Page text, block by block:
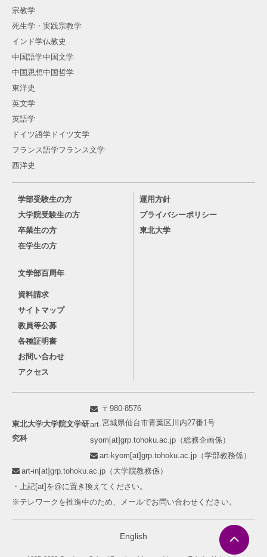
宗教学
死生学・実践宗教学
インド学仏教史
中国語学中国文学
中国思想中国哲学
東洋史
英文学
英語学
ドイツ語学ドイツ文学
フランス語学フランス文学
西洋史
学部受験生の方
大学院受験生の方
卒業生の方
在学生の方
文学部百周年
資料請求
サイトマップ
教員等公募
各種証明書
お問い合わせ
アクセス
運用方針
プライバシーポリシー
東北大学
東北大学大学院文学研
究科
〒980-8576
宮城県仙台市青葉区川内27番1号
art-
syom[at]grp.tohoku.ac.jp（総務企画係）
art-kyom[at]grp.tohoku.ac.jp（学部教務係）
art-in[at]grp.tohoku.ac.jp（大学院教務係）
・上記[at]を@に置き換えてください。
※テレワークを推進中のため、メールでお問い合わせください。
English